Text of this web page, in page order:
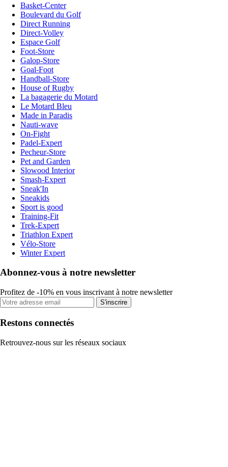
Basket-Center
Boulevard du Golf
Direct Running
Direct-Volley
Espace Golf
Foot-Store
Galop-Store
Goal-Foot
Handball-Store
House of Rugby
La bagagerie du Motard
Le Motard Bleu
Made in Paradis
Nauti-wave
On-Fight
Padel-Expert
Pecheur-Store
Pet and Garden
Slowood Interior
Smash-Expert
Sneak'In
Sneakids
Sport is good
Training-Fit
Trek-Expert
Triathlon Expert
Vélo-Store
Winter Expert
Abonnez-vous à notre newsletter
Profitez de -10% en vous inscrivant à notre newsletter
S'inscrire
Restons connectés
Retrouvez-nous sur les réseaux sociaux